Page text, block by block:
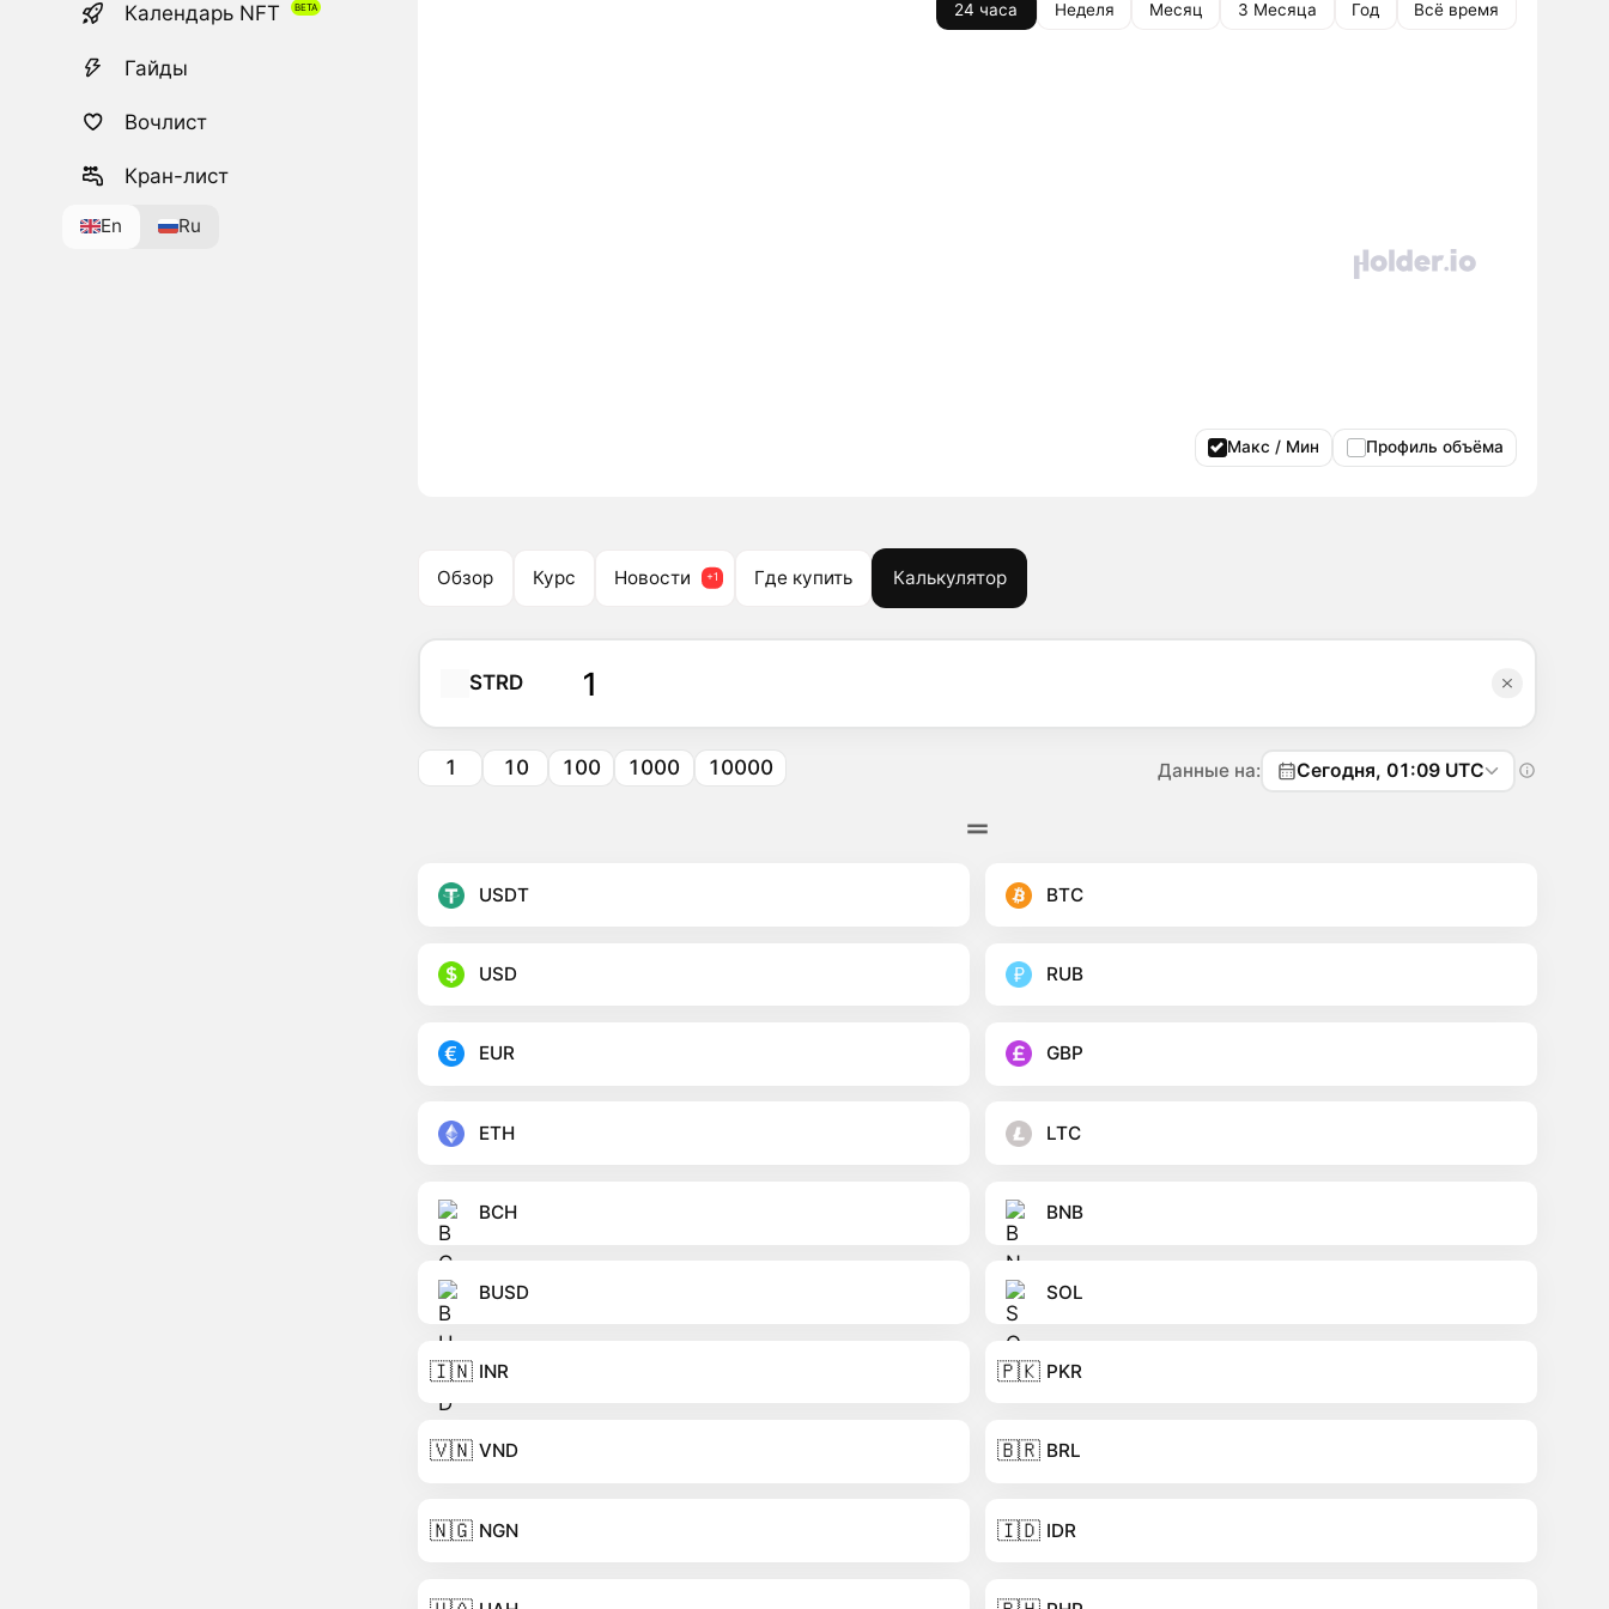
Календарь NFT
Гайды
Вочлист
Кран-лист
En Ru
24 часа Неделя Месяц 3 Месяца Год Всё время
Макс / Мин Профиль объёма
Обзор Курс Новости Где купить Калькулятор
STRD
1 10 100 1000 10000 Данные на: Сегодня, 01:09 UTC
USDT BTC
USD RUB
EUR GBP
ETH LTC
BCH BNB
BUSD SOL
🇮🇳 INR 🇵🇰 PKR
🇻🇳 VND 🇧🇷 BRL
🇳🇬 NGN 🇮🇩 IDR